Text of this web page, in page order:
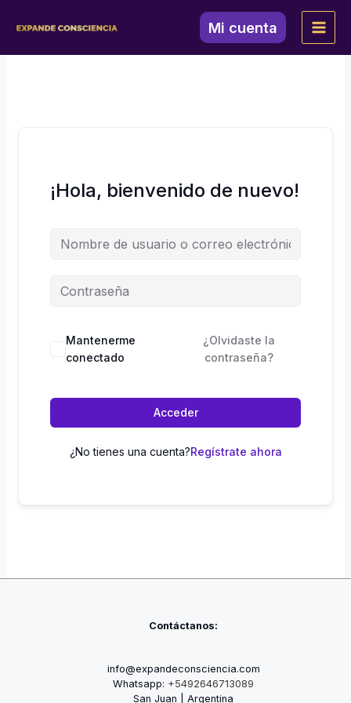
Mi cuenta
¡Hola, bienvenido de nuevo!
Mantenerme
conectado
¿Olvidaste la
contraseña?
Acceder
¿No tienes una cuenta?Regístrate ahora
Contáctanos:
info@expandeconsciencia.com
Whatsapp: +5492646713089
San Juan | Argentina